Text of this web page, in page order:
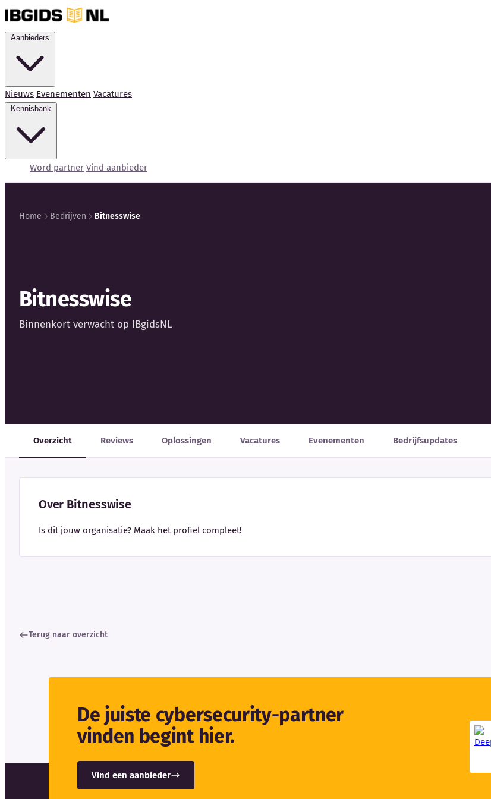
Nieuws Evenementen Vacatures
Word partner Vind aanbieder
Home Bedrijven Bitnesswise
Bitnesswise
Binnenkort verwacht op IBgidsNL
Overzicht Reviews Oplossingen Vacatures Evenementen Bedrijfsupdates
Over Bitnesswise
Is dit jouw organisatie? Maak het profiel compleet!
Terug naar overzicht
De juiste cybersecurity-partner
vinden begint hier.
Vind een aanbieder